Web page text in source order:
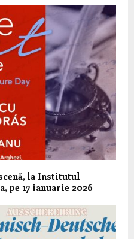
la Institutul
pe 17 ianuarie 2026